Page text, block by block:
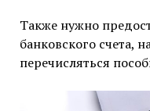
Также нужно
банковского счета,
перечисляться